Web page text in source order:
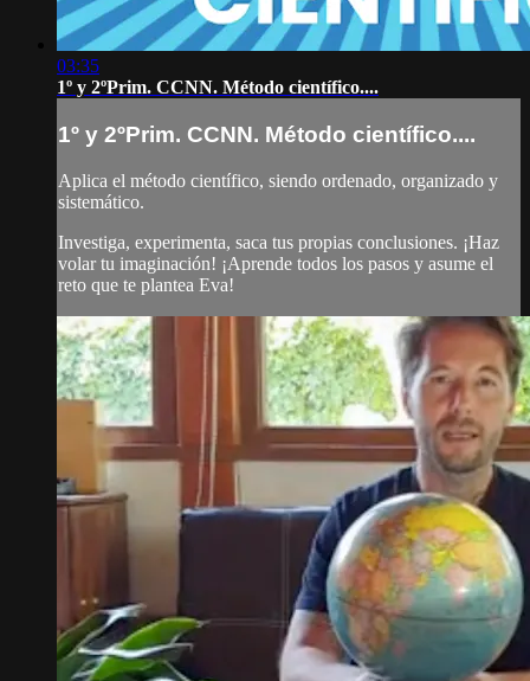
03:35
1º y 2ºPrim. CCNN. Método científico....
1º y 2ºPrim. CCNN. Método científico....
Aplica el método científico, siendo ordenado, organizado y
sistemático.
Investiga, experimenta, saca tus propias conclusiones. ¡Haz
volar tu imaginación! ¡Aprende todos los pasos y asume el
reto que te plantea Eva!